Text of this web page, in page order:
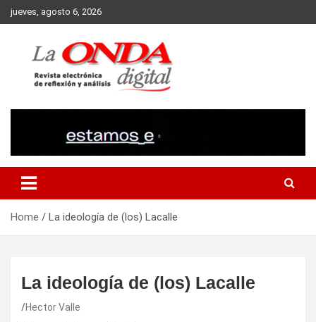
Skip
to
jueves, agosto 6, 2026
Home La ideología de (los) Lacalle
La ideología de (los) Lacalle
Hector Valle